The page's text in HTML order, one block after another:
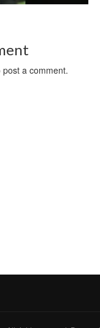
post a comment.